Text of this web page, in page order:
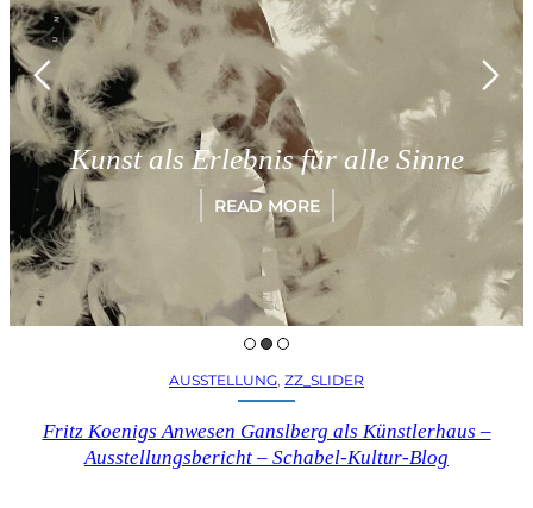
Erlebnis für alle Sinne
READ MORE
München
AUSSTELLUNG, ZZ_SLIDER
Fritz Koenigs Anwesen Ganslberg als Künstlerhaus –
Ausstellungsbericht – Schabel-Kultur-Blog